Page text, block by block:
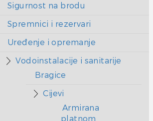
Sigurnost na brodu
Spremnici i rezervari
Uređenje i opremanje
Vodoinstalacije i sanitarije
Bragice
Cijevi
Armirana
platnom